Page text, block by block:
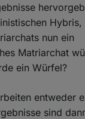
nun ein
Matriarchat
ein Würfel?
entweder
sind